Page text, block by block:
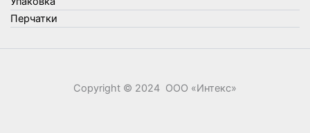
Перчатки
Copyright © 2024 ООО «‎Интекс»‎